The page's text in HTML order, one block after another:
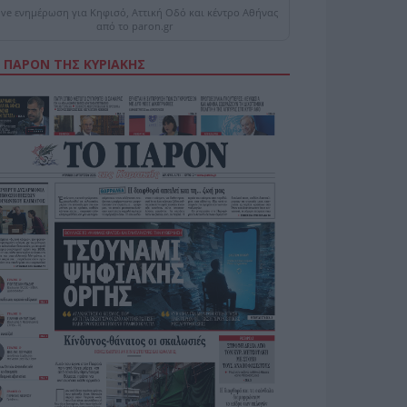
ενημέρωση για Κηφισό, Αττική Οδό και κέντρο Αθήνας
από το paron.gr
ΤΗΣ ΚΥΡΙΑΚΗΣ